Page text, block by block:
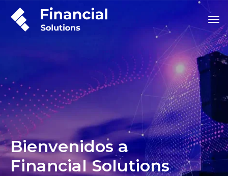
Bienvenidos a
Financial Solutions